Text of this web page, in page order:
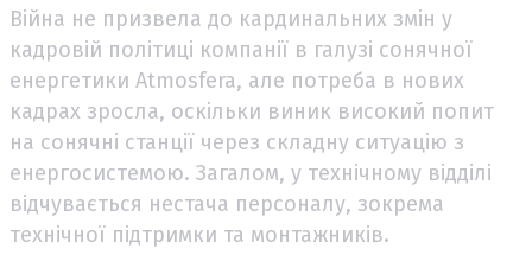
Війна не призвела до кардинальних змін у
кадровій політиці компанії в галузі сонячної
енергетики Atmosfera, але потреба в нових
кадрах зросла, оскільки виник високий попит
на сонячні станції через складну ситуацію з
енергосистемою. Загалом, у технічному відділі
відчувається нестача персоналу, зокрема
технічної підтримки та монтажників.